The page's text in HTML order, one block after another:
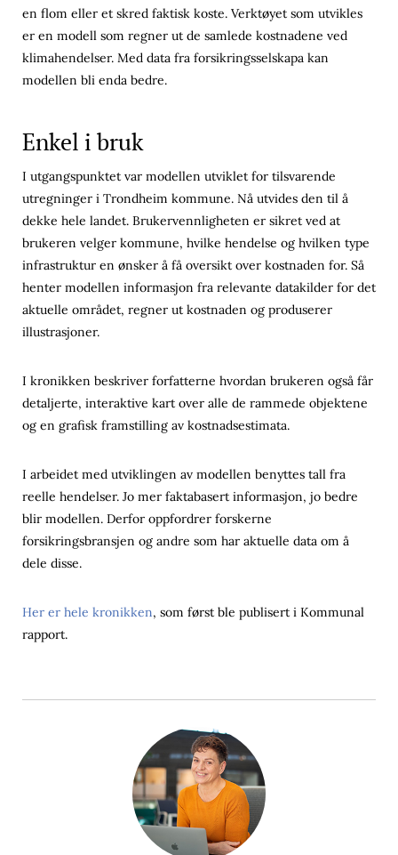
en flom eller et skred faktisk koste. Verktøyet som utvikles
er en modell som regner ut de samlede kostnadene ved
klimahendelser. Med data fra forsikringsselskapa kan
modellen bli enda bedre.
Enkel i bruk
I utgangspunktet var modellen utviklet for tilsvarende
utregninger i Trondheim kommune. Nå utvides den til å
dekke hele landet. Brukervennligheten er sikret ved at
brukeren velger kommune, hvilke hendelse og hvilken type
infrastruktur en ønsker å få oversikt over kostnaden for. Så
henter modellen informasjon fra relevante datakilder for det
aktuelle området, regner ut kostnaden og produserer
illustrasjoner.
I kronikken beskriver forfatterne hvordan brukeren også får
detaljerte, interaktive kart over alle de rammede objektene
og en grafisk framstilling av kostnadsestimata.
I arbeidet med utviklingen av modellen benyttes tall fra
reelle hendelser. Jo mer faktabasert informasjon, jo bedre
blir modellen. Derfor oppfordrer forskerne
forsikringsbransjen og andre som har aktuelle data om å
dele disse.
Her er hele kronikken, som først ble publisert i Kommunal
rapport.